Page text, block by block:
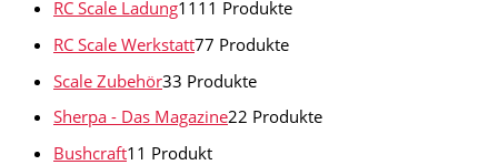
RC Scale Ladung11 11 Produkte
RC Scale Werkstatt77 Produkte
Scale Zubehör33 Produkte
Sherpa - Das Magazine22 Produkte
Bushcraft1 1 Produkt